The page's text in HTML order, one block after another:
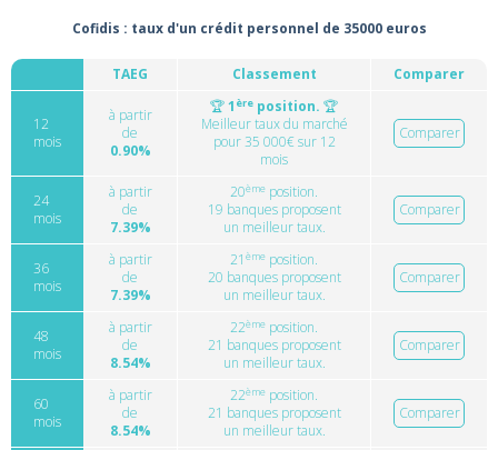
Cofidis : taux d'un crédit personnel de 35000 euros
TAEG Classement Comparer
12
mois
à partir
de
0.90%
🏆1 ère position. 🏆
Meilleur taux du marché
pour 35 000€ sur 12
mois
Comparer
24
mois
à partir
de
7.39%
20ème position.
19 banques proposent
un meilleur taux.
Comparer
36
mois
à partir
de
7.39%
21 ème position.
20 banques proposent
un meilleur taux.
Comparer
48
mois
à partir
de
8.54%
22ème position.
21 banques proposent
un meilleur taux.
Comparer
60
mois
à partir
de
8.54%
22ème position.
21 banques proposent
un meilleur taux.
Comparer